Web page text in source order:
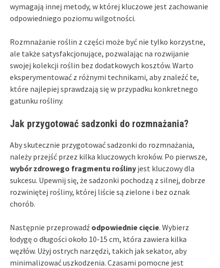
wymagają innej metody, w której kluczowe jest zachowanie
odpowiedniego poziomu wilgotności.
Rozmnażanie roślin z części może być nie tylko korzystne,
ale także satysfakcjonujące, pozwalając na rozwijanie
swojej kolekcji roślin bez dodatkowych kosztów. Warto
eksperymentować z różnymi technikami, aby znaleźć te,
które najlepiej sprawdzają się w przypadku konkretnego
gatunku rośliny.
Jak przygotować sadzonki do rozmnażania?
Aby skutecznie przygotować sadzonki do rozmnażania,
należy przejść przez kilka kluczowych kroków. Po pierwsze,
wybór zdrowego fragmentu rośliny jest kluczowy dla
sukcesu. Upewnij się, że sadzonki pochodzą z silnej, dobrze
rozwiniętej rośliny, której liście są zielone i bez oznak
chorób.
Następnie przeprowadź odpowiednie cięcie. Wybierz
łodygę o długości około 10-15 cm, która zawiera kilka
węzłów. Użyj ostrych narzędzi, takich jak sekator, aby
minimalizować uszkodzenia. Czasami pomocne jest